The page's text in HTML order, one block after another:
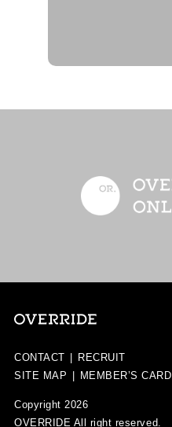
CONTACT
RECRUIT
SITE MAP
MEMBER’S CARD
Copyright 2026
OVERRIDE All right reserved.